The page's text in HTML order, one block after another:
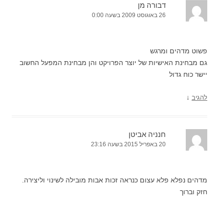
דבורה מן
26 באוגוסט 2009 בשעה 0:00
פשוט מדהים ומרגש
גם מבחינת האישיות של יוצר הפרויקט והן מבחינת המפעל החשוב
יישר כוח גדול
להגיב ↓
חנניה אביטן
20 באפריל 2015 בשעה 23:16
מדהים נפלא פלא עצום כנראה זכות אבות מובילה לשינוי וליצירה.
חזק וברוך